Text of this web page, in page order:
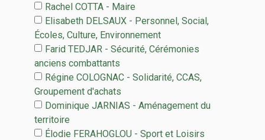
Rachel COTTA - Maire
Elisabeth DELSAUX - Personnel, Social,
Écoles, Culture, Environnement
Farid TEDJAR - Sécurité, Cérémonies
anciens combattants
Régine COLOGNAC - Solidarité, CCAS,
Groupement d'achats
Dominique JARNIAS - Aménagement du
territoire
Élodie FERAHOGLOU - Sport et Loisirs